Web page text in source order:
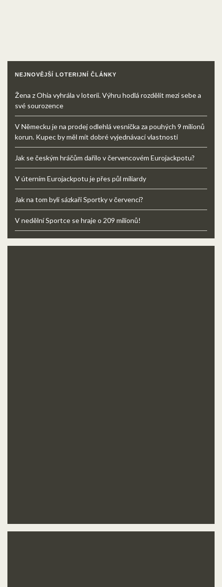
NEJNOVĚJŠÍ LOTERIJNÍ ČLÁNKY
Žena z Ohia vyhrála v loterii. Výhru hodlá rozdělit mezi sebe a
své sourozence
V Německu je na prodej odlehlá vesnička za pouhých 9 milionů
korun. Kupec by měl mít dobré vyjednávací vlastnosti
Jak se českým hráčům dařilo v červencovém Eurojackpotu?
V úterním Eurojackpotu je přes půl miliardy
Jak na tom byli sázkaři Sportky v červenci?
V nedělní Sportce se hraje o 209 milionů!